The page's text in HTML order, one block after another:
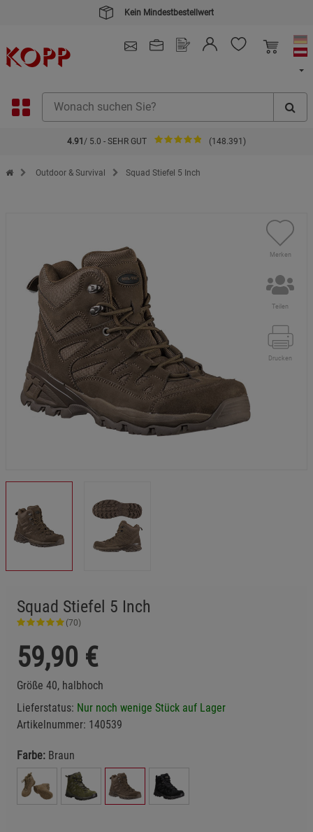
Kein Mindestbestellwert
4.91 / 5.0 - SEHR GUT (148.391)
Zur Startseite des Kopp Verlag Online-Shop
Outdoor & Survival Squad Stiefel 5 Inch
Merken
Teilen
Drucken
Squad Stiefel 5 Inch
(70)
59,90 €
Größe 40, halbhoch
Lieferstatus: Nur noch wenige Stück auf Lager
Artikelnummer: 140539
Farbe: Braun